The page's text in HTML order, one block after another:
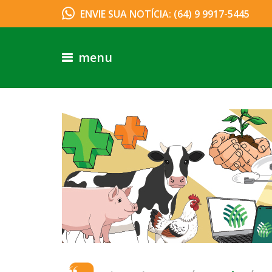
ENVIE SUA NOTÍCIA: (64) 9 9917-5445
menu